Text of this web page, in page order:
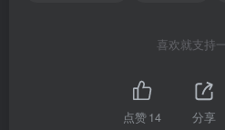
喜欢就支持
点赞14 分享